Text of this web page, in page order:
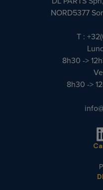
NORD5377
T :
8h30 ->
8h30 ->